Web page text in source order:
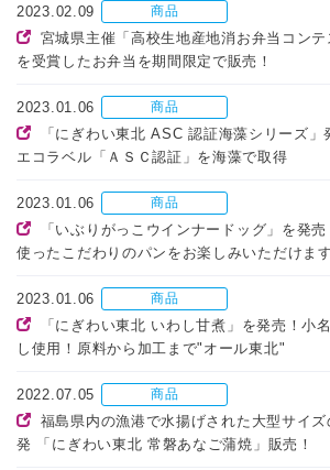
2023.02.09 商品
宮城県主催「高校生地産地消お弁当コンテ
を受賞したお弁当を期間限定で販売！
2023.01.06 商品
「にぎわい東北 ASC 認証海藻シリーズ
エコラベル「ＡＳＣ認証」を海藻で取得
2023.01.06 商品
「いぶりがっこウインナードッグ」を発
使ったこだわりのパンをお楽しみいただけます
2023.01.06 商品
「にぎわい東北 いわし甘煮」を発売！小
し使用！原料から加工まで"オール東北"
2022.07.05 商品
福島県内の漁港で水揚げされた大型サイ
発 「にぎわい東北 常磐あなご蒲焼」販売！